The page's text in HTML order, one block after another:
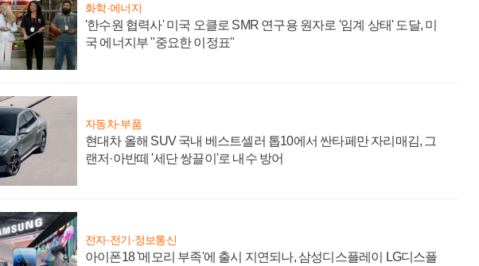
화학·에너지
'한수원 협력사' 미국 오클로 SMR 연구용 원자로 '임계 상태' 도달, 미
국 에너지부 "중요한 이정표"
자동차·부품
현대차 올해 SUV 국내 베스트셀러 톱10에서 싼타페만 자리매김, 그
랜저·아반떼 '세단 쌍끌이'로 내수 방어
전자·전기·정보통신
아이폰18 '메모리 부족'에 출시 지연되나, 삼성디스플레이 LG디스플